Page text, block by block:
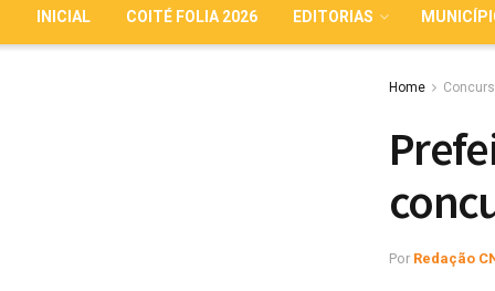
INICIAL COITÉ FOLIA 2026 EDITORIAS
Home
Por Redação